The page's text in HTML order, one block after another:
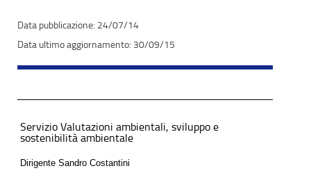
24/07/14
30/09/15
Servizio Valutazioni ambientali, sviluppo e
sostenibilità ambientale
Dirigente Sandro Costantini